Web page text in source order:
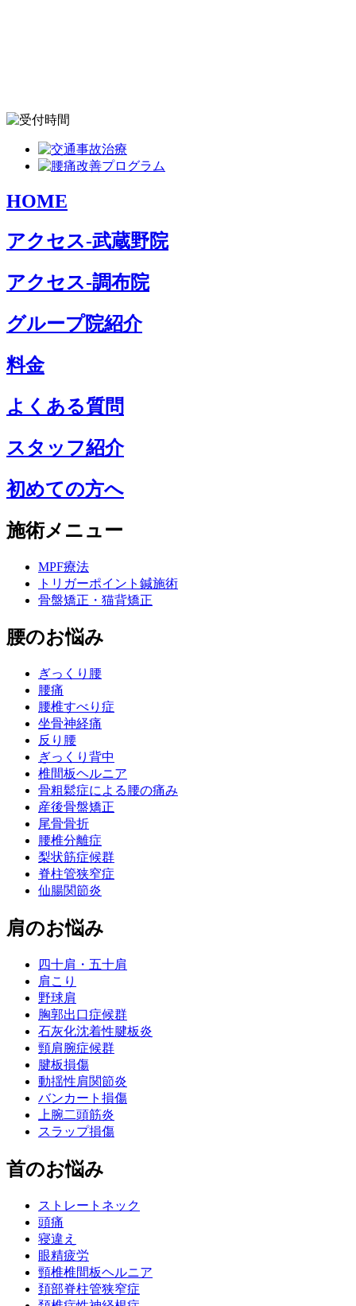
HOME
アクセス-武蔵野院
アクセス-調布院
グループ院紹介
料金
よくある質問
スタッフ紹介
初めての方へ
施術メニュー
MPF療法
トリガーポイント鍼施術
骨盤矯正・猫背矯正
腰のお悩み
ぎっくり腰
腰痛
腰椎すべり症
坐骨神経痛
反り腰
ぎっくり背中
椎間板ヘルニア
骨粗鬆症による腰の痛み
産後骨盤矯正
尾骨骨折
腰椎分離症
梨状筋症候群
脊柱管狭窄症
仙腸関節炎
肩のお悩み
四十肩・五十肩
肩こり
野球肩
胸郭出口症候群
石灰化沈着性腱板炎
頸肩腕症候群
腱板損傷
動揺性肩関節炎
バンカート損傷
上腕二頭筋炎
スラップ損傷
首のお悩み
ストレートネック
頭痛
寝違え
眼精疲労
頸椎椎間板ヘルニア
頚部脊柱管狭窄症